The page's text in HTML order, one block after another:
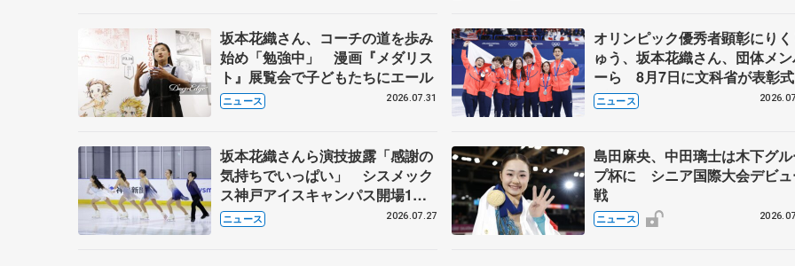
坂本花織さん、コーチの道を歩み
始め「勉強中」 漫画『メダリス
ト』展覧会で子どもたちにエール
ニュース 2026.07.31
オリンピック優秀者顕彰にりく
ゅう、坂本花織さん、団体メ
ーら 8月7日に文科省が表彰
ブルーノ・マルコット、中野
らコーチも
ニュース
坂本花織さんら演技披露「感謝の
気持ちでいっぱい」 シスメック
ス神戸アイスキャンパス開場1周
年イベント
ニュース 2026.07.27
島田麻央、中田璃士は木下グ
プ杯に シニア国際大会デビュ
戦
ニュース